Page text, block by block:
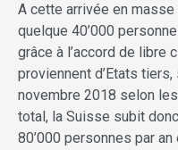
A cette arrivée en
quelque 40’000
grâce à l’accord de libre
proviennent d’Etats tiers,
novembre 2018 selon
total, la Suisse subit
80’000 personnes par